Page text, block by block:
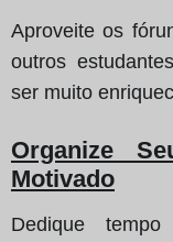
Aproveite os
outros
ser muito
Organize
Motivado
Dedique